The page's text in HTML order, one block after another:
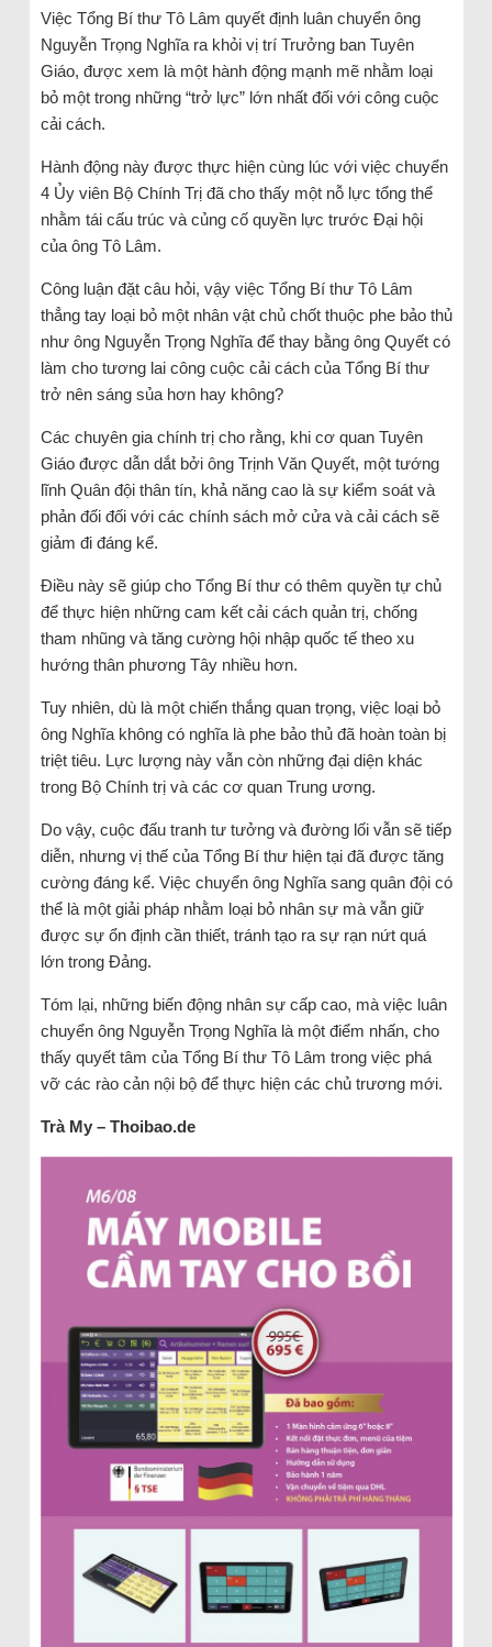
Việc Tổng Bí thư Tô Lâm quyết định luân chuyển ông
Nguyễn Trọng Nghĩa ra khỏi vị trí Trưởng ban Tuyên
Giáo, được xem là một hành động mạnh mẽ nhằm loại
bỏ một trong những “trở lực” lớn nhất đối với công cuộc
cải cách.
Hành động này được thực hiện cùng lúc với việc chuyển
4 Ủy viên Bộ Chính Trị đã cho thấy một nỗ lực tổng thể
nhằm tái cấu trúc và củng cố quyền lực trước Đại hội
của ông Tô Lâm.
Công luận đặt câu hỏi, vậy việc Tổng Bí thư Tô Lâm
thẳng tay loại bỏ một nhân vật chủ chốt thuộc phe bảo thủ
như ông Nguyễn Trọng Nghĩa để thay bằng ông Quyết có
làm cho tương lai công cuộc cải cách của Tổng Bí thư
trở nên sáng sủa hơn hay không?
Các chuyên gia chính trị cho rằng, khi cơ quan Tuyên
Giáo được dẫn dắt bởi ông Trịnh Văn Quyết, một tướng
lĩnh Quân đội thân tín, khả năng cao là sự kiểm soát và
phản đối đối với các chính sách mở cửa và cải cách sẽ
giảm đi đáng kể.
Điều này sẽ giúp cho Tổng Bí thư có thêm quyền tự chủ
để thực hiện những cam kết cải cách quản trị, chống
tham nhũng và tăng cường hội nhập quốc tế theo xu
hướng thân phương Tây nhiều hơn.
Tuy nhiên, dù là một chiến thắng quan trọng, việc loại bỏ
ông Nghĩa không có nghĩa là phe bảo thủ đã hoàn toàn bị
triệt tiêu. Lực lượng này vẫn còn những đại diện khác
trong Bộ Chính trị và các cơ quan Trung ương.
Do vậy, cuộc đấu tranh tư tưởng và đường lối vẫn sẽ tiếp
diễn, nhưng vị thế của Tổng Bí thư hiện tại đã được tăng
cường đáng kể. Việc chuyển ông Nghĩa sang quân đội có
thể là một giải pháp nhằm loại bỏ nhân sự mà vẫn giữ
được sự ổn định cần thiết, tránh tạo ra sự rạn nứt quá
lớn trong Đảng.
Tóm lại, những biến động nhân sự cấp cao, mà việc luân
chuyển ông Nguyễn Trọng Nghĩa là một điểm nhấn, cho
thấy quyết tâm của Tổng Bí thư Tô Lâm trong việc phá
vỡ các rào cản nội bộ để thực hiện các chủ trương mới.
Trà My – Thoibao.de